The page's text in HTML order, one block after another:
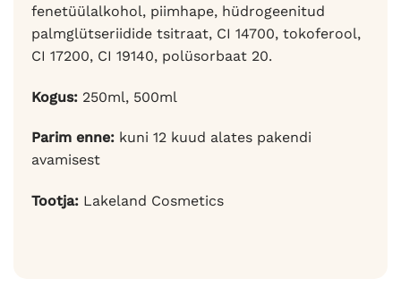
fenetüülalkohol, piimhape, hüdrogeenitud
palmglütseriidide tsitraat, CI 14700, tokoferool,
CI 17200, CI 19140, polüsorbaat 20.
Kogus: 250ml, 500ml
Parim enne: kuni 12 kuud alates pakendi
avamisest
Tootja: Lakeland Cosmetics